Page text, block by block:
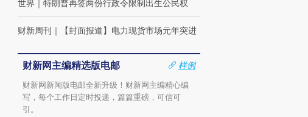
世界 ｜ 特朗普再签两份行政令限制出生公民权
财新周刊 ｜ 【封面报道】电力现货市场元年突进
财新网主编精选版电邮
样例
财新网新闻版电邮全新升级！财新网主编精心编
写，每个工作日定时投递，篇篇重磅，可信可
引。